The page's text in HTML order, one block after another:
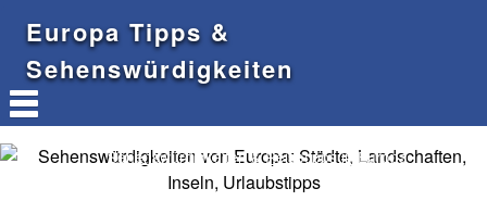
Europa Tipps &
Sehenswürdigkeiten
Sehenswürdigkeiten & Reisetipps in Europa